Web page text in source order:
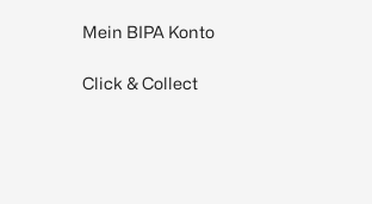
Mein BIPA Konto
Click & Collect